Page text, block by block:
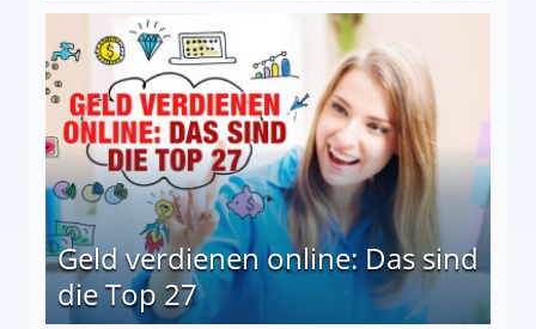
Geld verdienen online: Das sind
die Top 27